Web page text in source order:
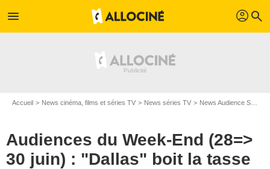
menu profil search
Accueil News cinéma, films et séries TV News séries TV News Audience Séries TV
Audiences du Week-End (28=>
30 juin) : "Dallas" boit la tasse